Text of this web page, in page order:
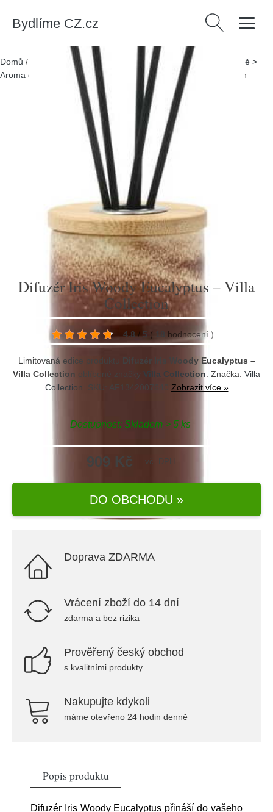
Bydlíme CZ.cz Vyhledávání
Domů /
> Dekorace > Svíčky a vůně > Difuzéry a vůně >
Aroma difuzéry
Difuzér Iris Woody Eucalyptus – Villa Collection
Difuzér Iris Woody Eucalyptus – Villa
Collection
4.8 / 5 ( 18 hodnocení )
Limitovaná edice produktu
Difuzér Iris Woody Eucalyptus –
Villa Collection oblíbené značky Villa Collection . Značka: Villa
Collection . SKU: AF1342007640 Zobrazit více »
Dostupnost: Skladem > 5 ks
909 Kč vč. DPH
DO OBCHODU »
Doprava ZDARMA
Vrácení zboží do 14 dní
zdarma a bez rizika
Prověřený český obchod
s kvalitními produkty
Nakupujte kdykoli
máme otevřeno 24 hodin denně
Popis produktu
Difuzér Iris Woody Eucalyptus přináší do vašeho